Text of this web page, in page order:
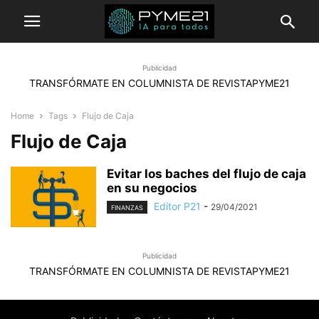
Publicidad
TRANSFÓRMATE EN COLUMNISTA DE REVISTAPYME21
Home Tags Flujo de Caja
Flujo de Caja
Evitar los baches del flujo de caja
en su negocios
FINANZAS Editor P21 - 29/04/2021
Publicidad
TRANSFÓRMATE EN COLUMNISTA DE REVISTAPYME21